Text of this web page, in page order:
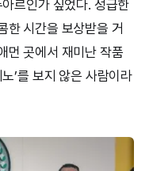
르인가 싶었다. 성급한
한 시간을 보상받을 거
먼 곳에서 재미난 작품
’를 보지 않은 사람이라